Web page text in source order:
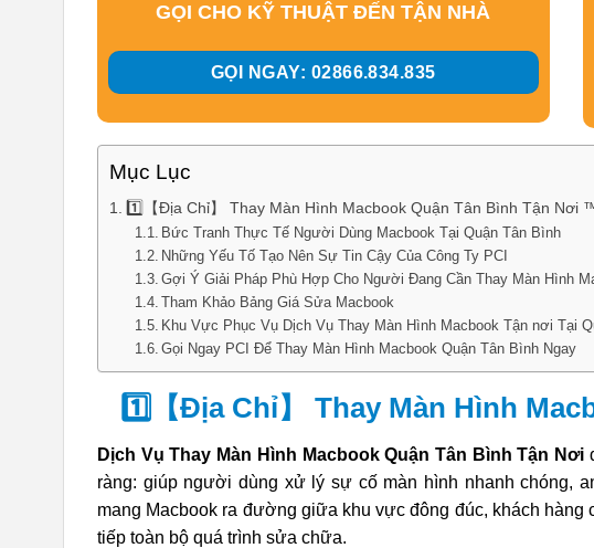
GỌI CHO KỸ THUẬT ĐẾN TẬN NHÀ
GỌI NGAY: 02866.834.835
Mục Lục
1️⃣【Địa Chỉ】 Thay Màn Hình Macbook Quận Tân Bình Tận Nơi
Bức Tranh Thực Tế Người Dùng Macbook Tại Quận Tân Bình
Những Yếu Tố Tạo Nên Sự Tin Cậy Của Công Ty PCI
Gợi Ý Giải Pháp Phù Hợp Cho Người Đang Cần Thay Màn Hình
Tham Khảo Bảng Giá Sửa Macbook
Khu Vực Phục Vụ Dịch Vụ Thay Màn Hình Macbook Tận nơi Tại
Gọi Ngay PCI Để Thay Màn Hình Macbook Quận Tân Bình Ngay
1️⃣【Địa Chỉ】 Thay Màn Hình
Dịch Vụ Thay Màn Hình Macbook Quận Tân Bình Tận Nơi
ràng: giúp người dùng xử lý sự cố màn hình nhanh chóng,
mang Macbook ra đường giữa khu vực đông đúc, khách
tiếp toàn bộ quá trình sửa chữa.